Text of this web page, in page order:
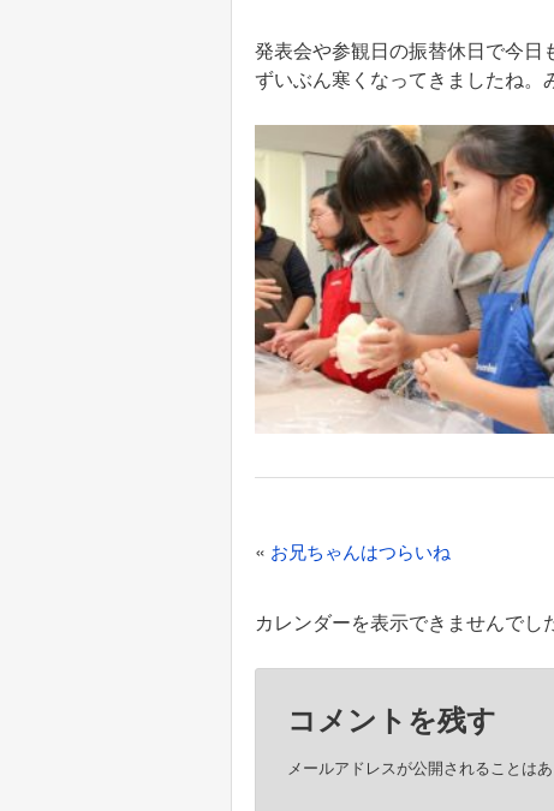
発表会や参観日の振替休日で今日
ずいぶん寒くなってきましたね。
投
ナ
« お兄ちゃんはつらいね
カレンダーを表示できませんでし
コメントを残す
メールアドレスが公開されることはあ